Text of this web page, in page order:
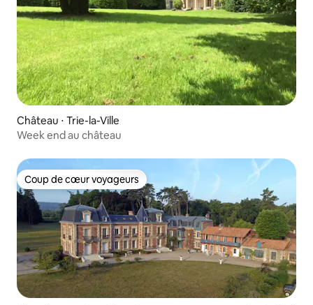
Château ⋅ Trie-la-Ville
Week end au château
Coup de cœur voyageurs
Coup de cœur voyageurs